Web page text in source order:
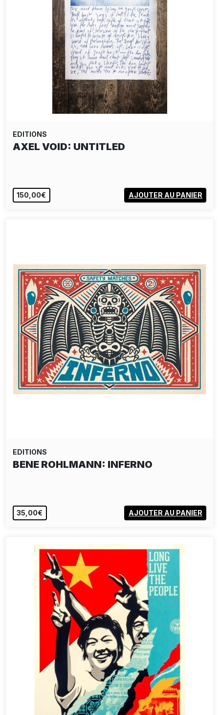
EDITIONS
AXEL VOID: UNTITLED
150,00€ AJOUTER AU PANIER
EDITIONS
BENE ROHLMANN: INFERNO
35,00€ AJOUTER AU PANIER